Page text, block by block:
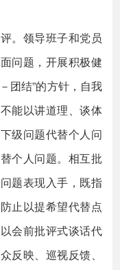
。领导班子和党员
问题，开展积极健
团结”的方针，自我
能以讲道理、谈体
级问题代替个人问
个人问题。相互批
题表现入手，既指
止以提希望代替点
会前批评式谈话代
反映、巡视反馈、